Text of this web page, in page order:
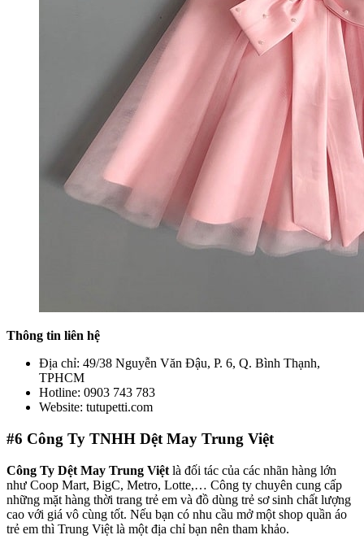
Thông tin liên hệ
Địa chỉ: 49/38 Nguyễn Văn Đậu, P. 6, Q. Bình Thạnh,
TPHCM
Hotline: 0903 743 783
Website: tutupetti.com
#6 Công Ty TNHH Dệt May Trung Việt
Công Ty Dệt May Trung Việt là đối tác của các nhãn hàng lớn
như Coop Mart, BigC, Metro, Lotte,… Công ty chuyên cung cấp
những mặt hàng thời trang trẻ em và đồ dùng trẻ sơ sinh chất lượng
cao với giá vô cùng tốt. Nếu bạn có nhu cầu mở một shop quần áo
trẻ em thì Trung Việt là một địa chỉ bạn nên tham khảo.